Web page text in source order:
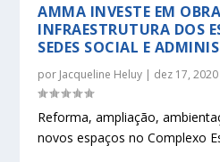
AMMA INVESTE EM
INFRAESTRUTURA DOS
SEDES SOCIAL E
por Jacqueline Heluy | dez 17, 2020
Reforma, ampliação,
novos espaços no Complexo